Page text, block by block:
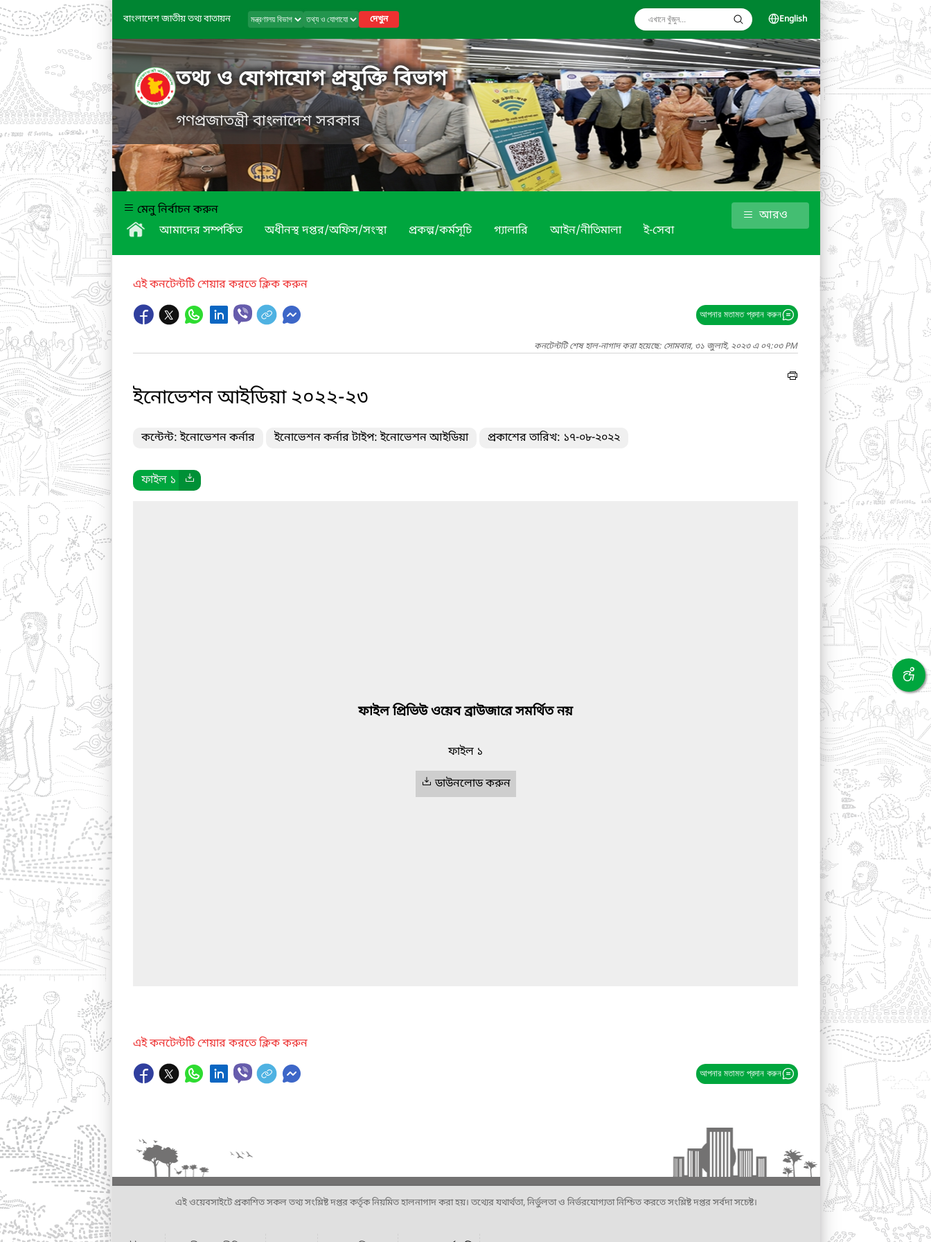
বাংলাদেশ জাতীয় তথ্য বাতায়ন দেখুন English
তথ্য ও যোগাযোগ প্রযুক্তি বিভাগ
গণপ্রজাতন্ত্রী বাংলাদেশ সরকার
মেনু নির্বাচন করুন
আমাদের সম্পর্কিত
অধীনস্থ দপ্তর/অফিস/সংস্থা প্রকল্প/কর্মসূচি গ্যালারি আইন/নীতিমালা ই-সেবা
আরও
এই কনটেন্টটি শেয়ার করতে ক্লিক করুন
আপনার মতামত প্রদান করুন
কনটেন্টটি শেষ হাল-নাগাদ করা হয়েছে: সোমবার, ৩১ জুলাই, ২০২৩ এ ০৭:০৩ PM
ইনোভেশন আইডিয়া ২০২২-২৩
কন্টেন্ট: ইনোভেশন কর্নার ইনোভেশন কর্নার টাইপ: ইনোভেশন আইডিয়া প্রকাশের তারিখ: ১৭-০৮-২০২২
ফাইল ১
ফাইল প্রিভিউ ওয়েব ব্রাউজারে সমর্থিত নয়
ফাইল ১
ডাউনলোড করুন
এই কনটেন্টটি শেয়ার করতে ক্লিক করুন
আপনার মতামত প্রদান করুন
এই ওয়েবসাইটে প্রকাশিত সকল তথ্য সংশ্লিষ্ট দপ্তর কর্তৃক নিয়মিত হালনাগাদ করা হয়। তথ্যের যথার্থতা, নির্ভুলতা ও নির্ভরযোগ্যতা নিশ্চিত করতে সংশ্লিষ্ট দপ্তর সর্বদা সচেষ্ট।